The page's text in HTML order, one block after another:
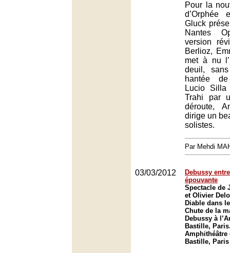
Pour la
d’Orphée
Gluck
Nantes
version
Berlioz,
met à nu
deuil,
hantée
Lucio
Trahi par
déroute,
dirige un
solistes.
Par Mehdi
03/03/2012
Debussy
épouvante
Spectacle de
et Olivier
Diable dans
Chute de la
Debussy à
Bastille,
Amphithéâtre
Bastille, Paris